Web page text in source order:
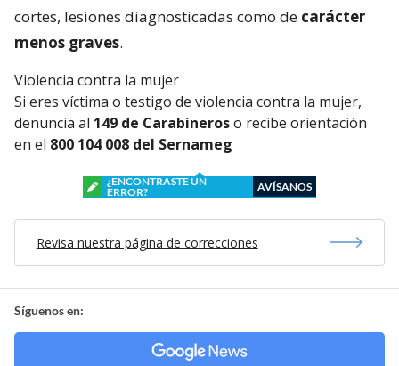
cortes, lesiones diagnosticadas como de carácter
menos graves.
Violencia contra la mujer
Si eres víctima o testigo de violencia contra la mujer,
denuncia al 149 de Carabineroso recibe orientación
en el 800 104 008 del Sernameg
¿ENCONTRASTE UN
ERROR?
AVÍSANOS
Revisa nuestra página de correcciones
Síguenos en: